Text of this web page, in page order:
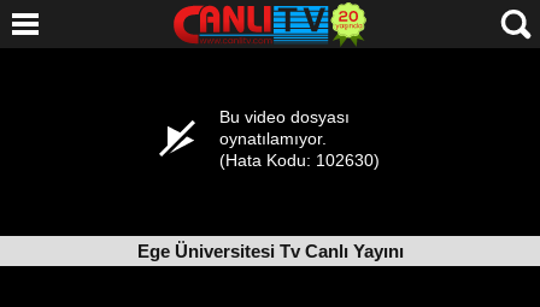
Ege Üniversitesi Tv Canlı Yayını